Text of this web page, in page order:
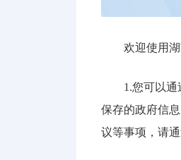
欢迎使用
1.您可以
保存的政府信
议等事项，请